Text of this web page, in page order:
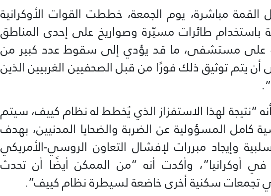
القمة مباشرة، يوم الجمعة، خططت القوات الأوكرانية
باستخدام طائرات مسيّرة وصواريخ على إحدى المناطق
على مستشفى، ما قد يؤدي إلى سقوط عدد كبير من
أن يتم توثيق ذلك فورًا من قبل الصحفيين الغربيين الذين
“نتيجة لهذا الاستفزاز الذي يُخطط له نظام كييف، سيتم
كامل المسؤولية عن الضربة والضحايا المدنيين، بهدف
وإيجاد مبررات لإفشال التعاون الروسي-الأمريكي
في أوكرانيا”، وأكدت أنه “من الممكن أيضًا أن تحدث
تجمعات سكنية أخرى خاضعة لسيطرة نظام كييف”.